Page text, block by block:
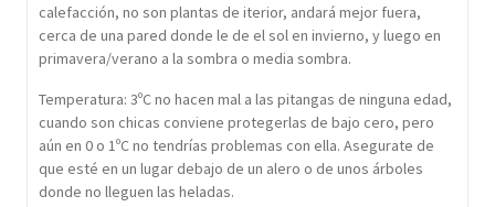
calefacción, no son plantas de iterior, andará mejor fuera,
cerca de una pared donde le de el sol en invierno, y luego en
primavera/verano a la sombra o media sombra.
Temperatura: 3ºC no hacen mal a las pitangas de ninguna edad,
cuando son chicas conviene protegerlas de bajo cero, pero
aún en 0 o 1ºC no tendrías problemas con ella. Asegurate de
que esté en un lugar debajo de un alero o de unos árboles
donde no lleguen las heladas.